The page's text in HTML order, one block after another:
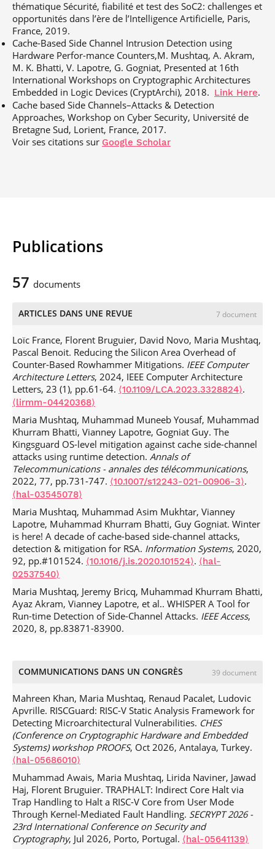
thématique Sécurité, fiabilité et test des SoC2: challenges et
opportunités dans l’ère de l’Intelligence Artificielle, Paris,
France, 2019.
Cache-Based Side Channel Intrusion Detection using
Hardware Perfor-mance Counters,M. Mushtaq, A. Akram,
M. K. Bhatti, V. Lapotre, G. Gogniat, Presented at 16th
International Workshops on Cryptographic Architectures
Embedded in Logic Devices (CryptArchi), 2018. Link Here.
Cache based Side Channels–Attacks & Detection
Approaches, Workshop on Cyber Security, Université de
Bretagne Sud, Lorient, France, 2017.
Voir ses citations sur Google Scholar
Publications
57 documents
ARTICLES DANS UNE REVUE 7 document
Loïc France, Florent Bruguier, David Novo, Maria Mushtaq,
Pascal Benoit. Reducing the Silicon Area Overhead of
Counter-Based Rowhammer Mitigations. IEEE Computer
Architecture Letters, 2024, IEEE Computer Architecture
Letters, 23 (1), pp.61-64. ⟨10.1109/LCA.2023.3328824⟩.
⟨lirmm-04420368⟩
Maria Mushtaq, Muhammad Muneeb Yousaf, Muhammad
Khurram Bhatti, Vianney Lapotre, Gogniat Guy. The
Kingsguard OS-level mitigation against cache side-channel
attacks using runtime detection. Annals of
Telecommunications - annales des télécommunications,
2022, 77, pp.731-747. ⟨10.1007/s12243-021-00906-3⟩.
⟨hal-03545078⟩
Maria Mushtaq, Muhammad Asim Mukhtar, Vianney
Lapotre, Muhammad Khurram Bhatti, Guy Gogniat. Winter
is here! A decade of cache-based side-channel attacks,
detection & mitigation for RSA. Information Systems, 2020,
92, pp.#101524. ⟨10.1016/j.is.2020.101524⟩. ⟨hal-
02537540⟩
Maria Mushtaq, Jeremy Bricq, Muhammad Khurram Bhatti,
Ayaz Akram, Vianney Lapotre, et al.. WHISPER A Tool for
Run-time Detection of Side-Channel Attacks. IEEE Access,
2020, 8, pp.83871-83900.
Vianney Lapotre, Guy Gogniat. Meet the Sherlock Holmes’
Techniques.IEEE Access, 2020, 8, pp.70836-70860.
⟨10.1109/ACCESS.2020.2980522⟩ .⟨hal-02508889⟩
M Asim Mukhtar, Maria Mushtaq, M Khurram Bhatti,
Vianney Lapotre, Guy Gogniat. FLUSH + PREFETCH: A
Countermeasure Against Access-driven Cache-based Side-
Channel Attacks.
104, pp.101698.⟨10.1016/j.sysarc.2019.101698⟩.⟨hal-
02417391⟩
Muhammad Khurram Bhatti, Isil Oz, Sarah Amin, Maria
Mushtaq, Umer Farooq, et al.. Locality-aware task
scheduling for homogeneous parallel computing systems.
Computing, 2017,⟨10.1007/s00607-017-0581-6⟩.⟨hal-
COMMUNICATIONS DANS UN CONGRÈS 39 document
Mahreen Khan, Maria Mushtaq, Renaud Pacalet, Ludovic
Apvrille. RISCGuard: RISC-V Static Analysis Framework for
Detecting Microarchitectural Vulnerabilities. CHES
(Conference on Cryptographic Hardware and Embedded
Systems) workshop PROOFS, Oct 2026, Antalaya, Turkey.
⟨hal-05686010⟩
Muhammad Awais, Maria Mushtaq, Lirida Naviner, Jawad
Haj, Florent Bruguier. TRAPHALT: Indirect Core Halt via
Trap Handling to Halt a RISC-V Core from User Mode
Through Kernel-Mediated Fault Handling. SECRYPT 2026 -
23rd International Conference on Security and
Cryptography, Jul 2026, Porto, Portugal. ⟨hal-05641139⟩